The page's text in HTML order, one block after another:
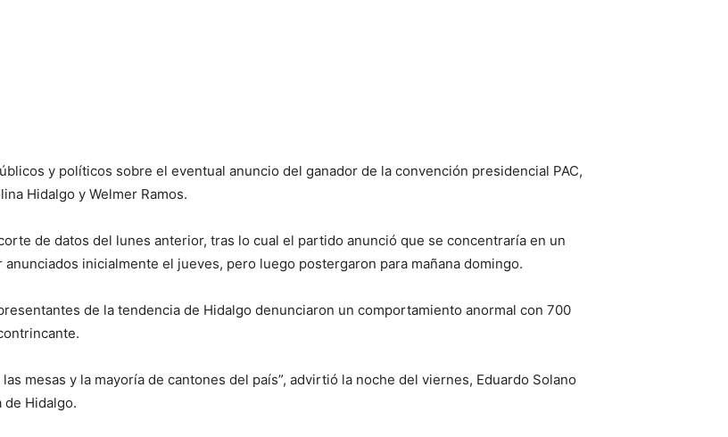
y políticos sobre el eventual anuncio del ganador de la convención presidencial PAC,
Hidalgo y Welmer Ramos.
de datos del lunes anterior, tras lo cual el partido anunció que se concentraría en un
inicialmente el jueves, pero luego postergaron para mañana domingo.
de la tendencia de Hidalgo denunciaron un comportamiento anormal con 700
mesas y la mayoría de cantones del país”, advirtió la noche del viernes, Eduardo Solano
de Hidalgo.